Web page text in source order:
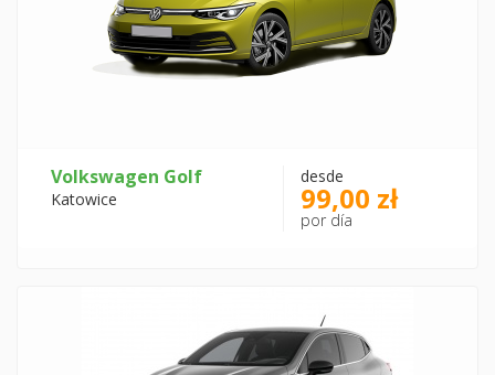
Volkswagen Golf
Katowice
desde
99,00 zł
por día